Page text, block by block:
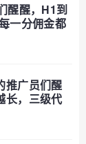
醒醒，H1到
一分佣金都
推广员们醒
长，三级代